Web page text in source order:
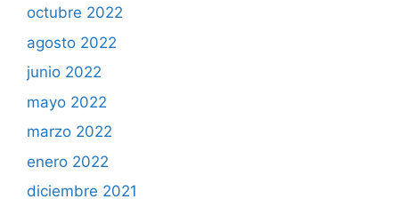
octubre 2022
agosto 2022
junio 2022
mayo 2022
marzo 2022
enero 2022
diciembre 2021